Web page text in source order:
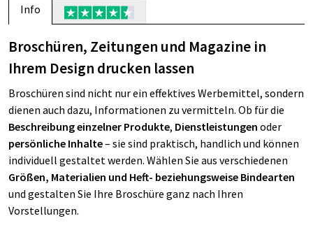
Info
Broschüren, Zeitungen und Magazine in
Ihrem Design drucken lassen
Broschüren sind nicht nur ein effektives Werbemittel, sondern
dienen auch dazu, Informationen zu vermitteln. Ob für die
Beschreibung einzelner Produkte, Dienstleistungen oder
persönliche Inhalte– sie sind praktisch, handlich und können
individuell gestaltet werden. Wählen Sie aus verschiedenen
Größen, Materialien und Heft- beziehungsweise Bindearten
und gestalten Sie Ihre Broschüre ganz nach Ihren
Vorstellungen.